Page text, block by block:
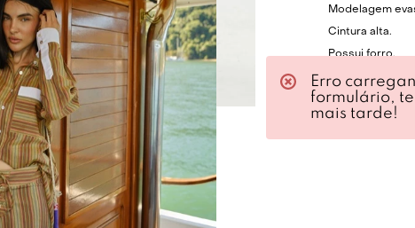
Modelagem
Cintura alta.
Possui forro.
Padronagem de
Acompanha
Fechamento
Erro
formulário,
mais tarde!